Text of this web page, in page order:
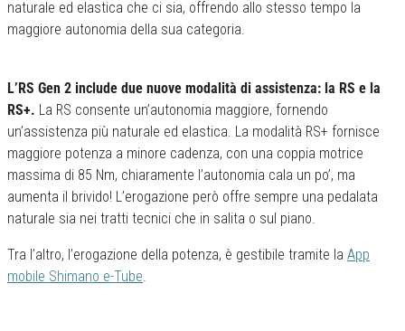
naturale ed elastica che ci sia, offrendo allo stesso tempo la
maggiore autonomia della sua categoria.
L’RS Gen 2 include due nuove modalità di assistenza: la RS e la
RS+. La RS consente un’autonomia maggiore, fornendo
un’assistenza più naturale ed elastica. La modalità RS+ fornisce
maggiore potenza a minore cadenza, con una coppia motrice
massima di 85 Nm, chiaramente l’autonomia cala un po’, ma
aumenta il brivido! L’erogazione però offre sempre una pedalata
naturale sia nei tratti tecnici che in salita o sul piano.
Tra l’altro, l’erogazione della potenza, è gestibile tramite la App
mobile Shimano e-Tube.